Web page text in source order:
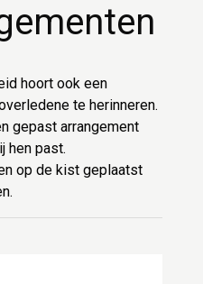
hoort ook een
te herinneren.
gepast arrangement
hen past.
op de kist geplaatst